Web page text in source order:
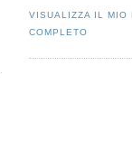
VISUALIZZA IL MIO
COMPLETO